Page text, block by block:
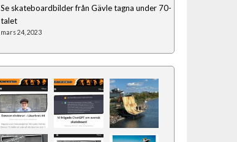
Se skateboardbilder från Gävle tagna under 70-
talet
mars 24, 2023